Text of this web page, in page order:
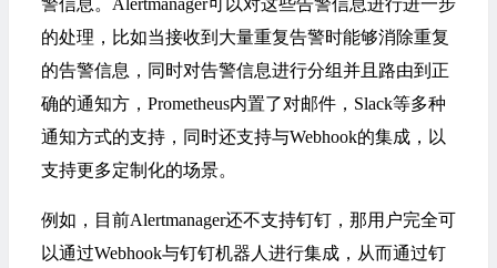
警信息。Alertmanager可以对这些告警信息进行进一步
的处理，比如当接收到大量重复告警时能够消除重复
的告警信息，同时对告警信息进行分组并且路由到正
确的通知方，Prometheus内置了对邮件，Slack等多种
通知方式的支持，同时还支持与Webhook的集成，以
支持更多定制化的场景。
例如，目前Alertmanager还不支持钉钉，那用户完全可
以通过Webhook与钉钉机器人进行集成，从而通过钉